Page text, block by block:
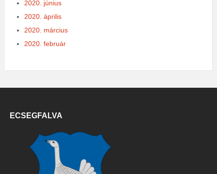
2020. június
2020. április
2020. március
2020. február
ECSEGFALVA